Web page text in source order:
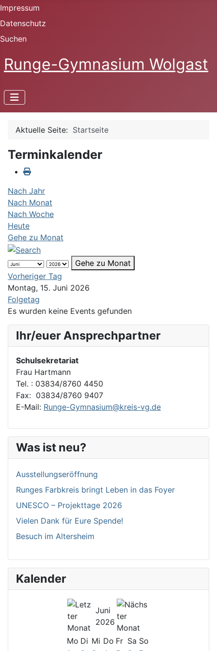
Impressum
Datenschutz
Suchen
Runge-Gymnasium Wolgast
Aktuelle Seite: Startseite
Terminkalender
Nach Jahr
Nach Monat
Nach Woche
Heute
Gehe zu Monat
Gehe zu Monat
Vorheriger Tag
Montag, 15. Juni 2026
Folgetag
Es wurden keine Events gefunden
Ihr/euer Ansprechpartner
Schulsekretariat
Frau Hartmann
Tel. : 03834/8760 4450
Fax: 03834/8760 9407
E-Mail: Runge-Gymnasium@kreis-vg.de
Was ist neu?
Ausstellungseröffnung
Runges Farbkreis bringt Leben in das Foyer
UNESCO – Projekttage 2026
Vielen Dank für Eure Spende!
Besuch im Altersheim
Kalender
Juni
2026
Mo Di Mi Do Fr Sa So